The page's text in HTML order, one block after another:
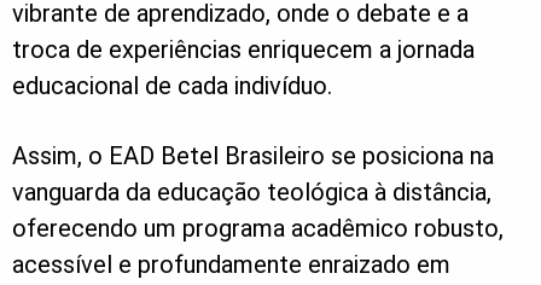
vibrante de aprendizado, onde o debate e a
troca de experiências enriquecem a jornada
educacional de cada indivíduo.
Assim, o EAD Betel Brasileiro se posiciona na
vanguarda da educação teológica à distância,
oferecendo um programa acadêmico robusto,
acessível e profundamente enraizado em